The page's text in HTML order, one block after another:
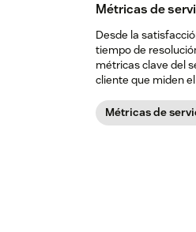
Métricas de
Desde la
tiempo de
métricas clave del
cliente que miden
Métricas de